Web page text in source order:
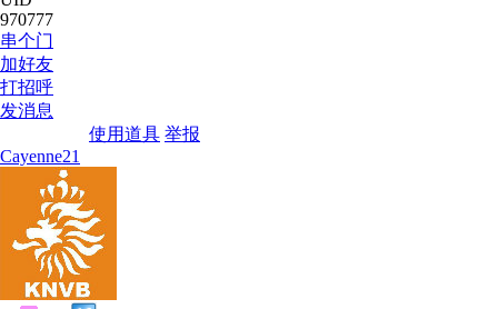
970777
串个门
加好友
打招呼
发消息
使用道具 举报
Cayenne21